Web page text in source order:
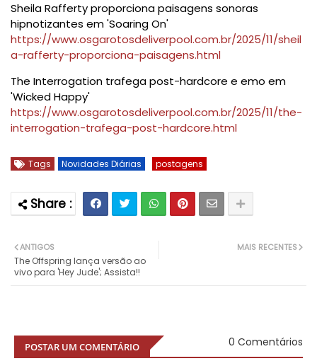
Sheila Rafferty proporciona paisagens sonoras
hipnotizantes em 'Soaring On'
https://www.osgarotosdeliverpool.com.br/2025/11/sheil
a-rafferty-proporciona-paisagens.html
The Interrogation trafega post-hardcore e emo em
'Wicked Happy'
https://www.osgarotosdeliverpool.com.br/2025/11/the-
interrogation-trafega-post-hardcore.html
Tags Novidades Diárias postagens
MAIS RECENTES
ANTIGOS
The Offspring lança versão ao
vivo para 'Hey Jude'; Assista!!
POSTAR UM COMENTÁRIO 0 Comentários